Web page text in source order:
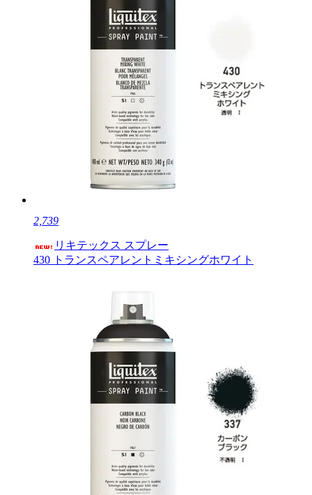
2,739
リキテックス スプレー
430 トランスペアレントミキシングホワイト